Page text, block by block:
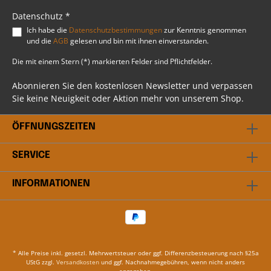
(unlackiert) Sitzschale Spezielle Bolzentüllen
pulverbeschichtet) Rücklicht hinten Mitte (ECE-
und DOT-geprüft)Teilegutachten vorhanden /// 1
Sitz
Datenschutz *
Ich habe die Datenschutzbestimmungenzur Kenntnis genommen
und die AGB gelesen und bin mit ihnen einverstanden.
Die mit einem Stern (*) markierten Felder sind Pflichtfelder.
Abonnieren Sie den kostenlosen Newsletter und verpassen
Sie keine Neuigkeit oder Aktion mehr von unserem Shop.
ÖFFNUNGSZEITEN
SERVICE
INFORMATIONEN
* Alle Preise inkl. gesetzl. Mehrwertsteuer oder ggf. Differenzbesteuerung nach §25a
UStG zzgl. Versandkosten und ggf. Nachnahmegebühren, wenn nicht anders